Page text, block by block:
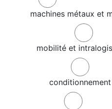
machines métaux et
mobilité et
conditionnement